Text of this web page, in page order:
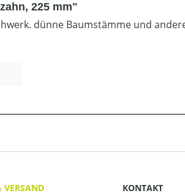
225 mm"
dünne Baumstämme und
VERSAND
KONTAKT